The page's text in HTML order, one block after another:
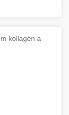
kollagén a